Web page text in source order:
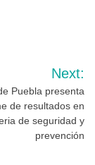
Next:
Puebla presenta
de resultados en
de seguridad y
prevención